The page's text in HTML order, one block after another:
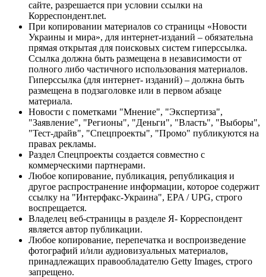
сайте, разрешается при условии ссылки на
Корреспондент.net.
При копировании материалов со страницы «Новости
Украины и мира», для интернет-изданий – обязательна
прямая открытая для поисковых систем гиперссылка.
Ссылка должна быть размещена в независимости от
полного либо частичного использования материалов.
Гиперссылка (для интернет- изданий) – должна быть
размещена в подзаголовке или в первом абзаце
материала.
Новости с пометками "Мнение", "Экспертиза",
"Заявление", "Регионы", "Деньги", "Власть", "Выборы",
"Тест-драйв", "Спецпроекты", "Промо" публикуются на
правах рекламы.
Раздел Спецпроекты создается совместно с
коммерческими партнерами.
Любое копирование, публикация, републикация и
другое распространение информации, которое содержит
ссылку на "Интерфакс-Украина", EPA / UPG, строго
воспрещается.
Владелец веб-страницы в разделе Я- Корреспондент
является автор публикации.
Любое копирование, перепечатка и воспроизведение
фотографий и/или аудиовизуальных материалов,
принадлежащих правообладателю Getty Images, строго
запрещено.